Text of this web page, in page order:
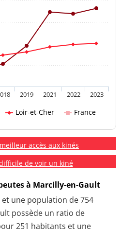
Loir-et-Cher France
2019 2021 2022 2023
accès aux kinés
de voir un kiné
à Marcilly-en-Gault
une population de 754
possède un ratio de
251 habitants et une